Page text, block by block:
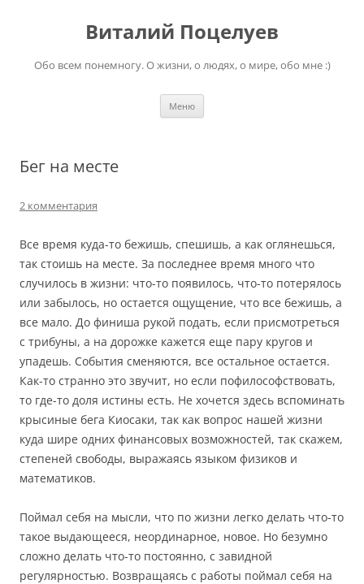
содержимомуВиталий Поцелуев
Обо всем понемногу. О жизни, о людях, о мире, обо мне :)
Меню
Бег на месте
2 комментария
Все время куда-то бежишь, спешишь, а как оглянешься,
так стоишь на месте. За последнее время много что
случилось в жизни: что-то появилось, что-то потерялось
или забылось, но остается ощущение, что все бежишь, а
все мало. До финиша рукой подать, если присмотреться
с трибуны, а на дорожке кажется еще пару кругов и
упадешь. События сменяются, все остальное остается.
Как-то странно это звучит, но если пофилософствовать,
то где-то доля истины есть. Не хочется здесь вспоминать
крысиные бега Киосаки, так как вопрос нашей жизни
куда шире одних финансовых возможностей, так скажем,
степеней свободы, выражаясь языком физиков и
математиков.
Поймал себя на мысли, что по жизни легко делать что-то
такое выдающееся, неординарное, новое. Но безумно
сложно делать что-то постоянно, с завидной
регулярностью. Возвращаясь с работы поймал себя на